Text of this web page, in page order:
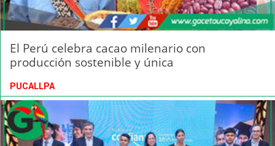
El Perú celebra cacao milenario con
producción sostenible y única
PUCALLPA